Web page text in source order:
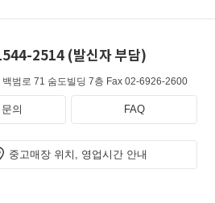
2514 (발신자 부담)
범로 71 숨도빌딩 7층 Fax 02-6926-2600
의 FAQ
중고매장 위치, 영업시간 안내